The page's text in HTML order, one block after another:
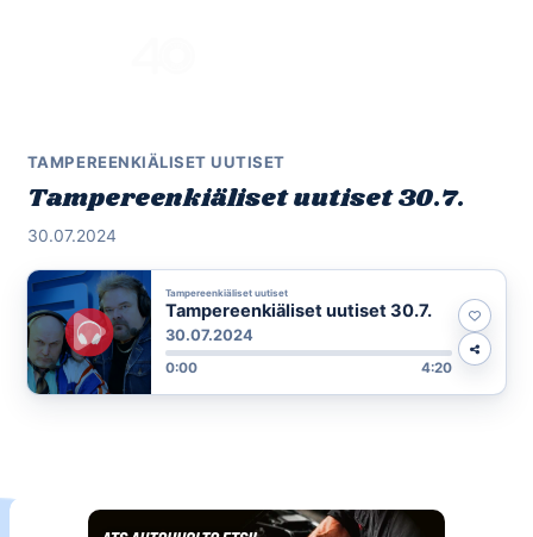
TAMPEREENKIÄLISET UUTISET
Tampereenkiäliset uutiset 30.7.
30.07.2024
Tampereenkiäliset uutiset
Tampereenkiäliset uutiset 30.7.
30.07.2024
0:00 4:20